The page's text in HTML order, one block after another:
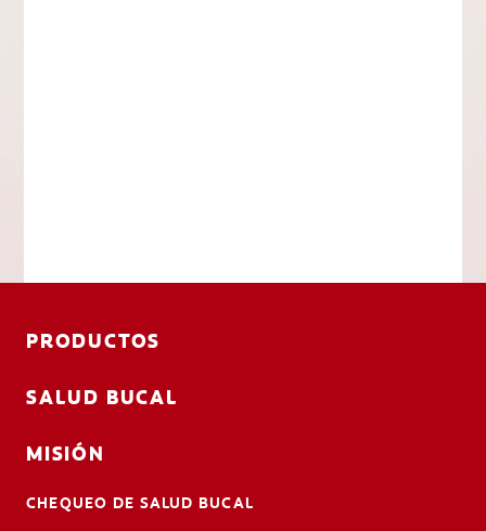
PRODUCTOS
SALUD BUCAL
MISIÓN
CHEQUEO DE SALUD BUCAL